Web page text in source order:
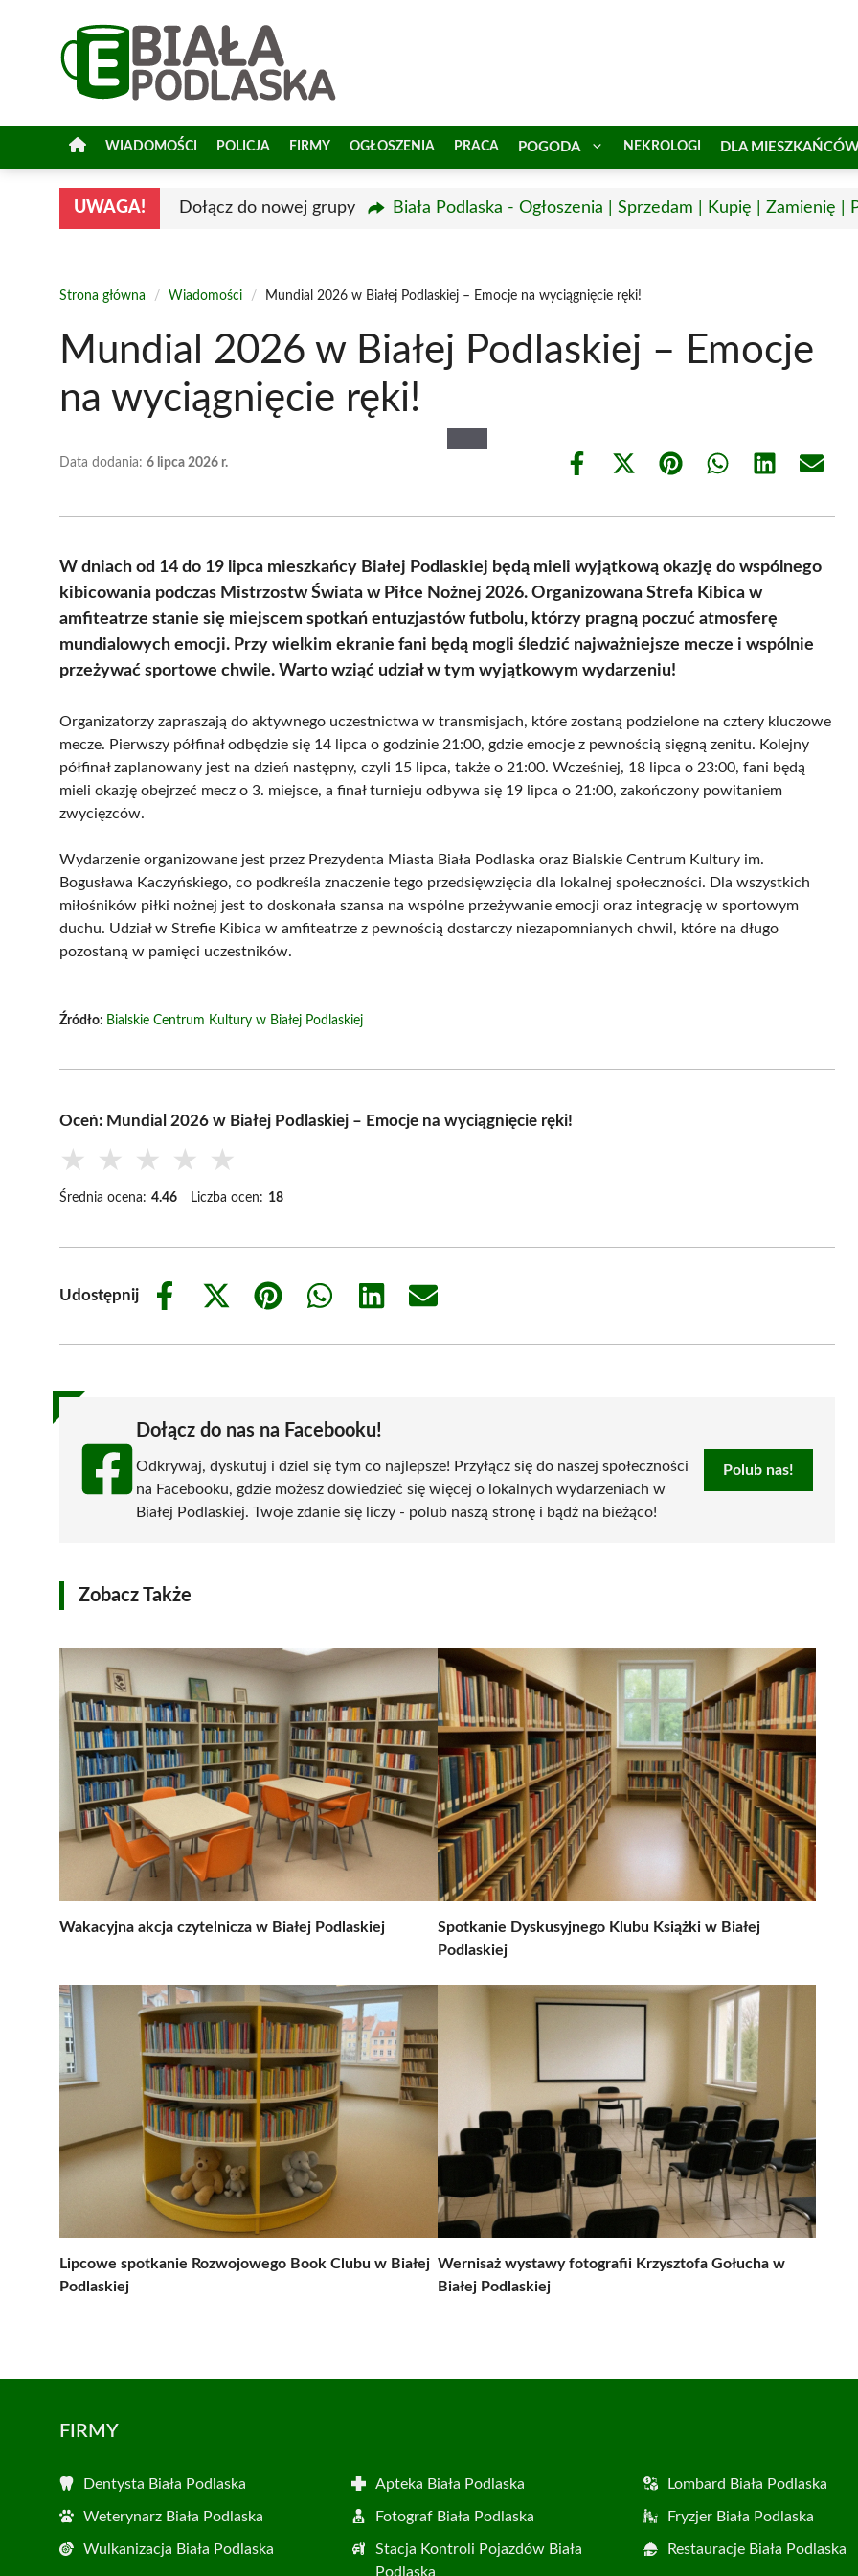
WIADOMOŚCI POLICJA FIRMY OGŁOSZENIA PRACA POGODA NEKROLOGI DLA
UWAGA! Dołącz do nowej grupy Biała Podlaska - Ogłoszenia | Sprzedam | Kupię | Zamienię |
Strona główna / Wiadomości / Mundial 2026 w Białej Podlaskiej – Emocje na wyciągnięcie ręki!
Mundial 2026 w Białej Podlaskiej – Emocje
na wyciągnięcie ręki!
Data dodania: 6 lipca 2026 r.
Share
Share
(Twitter)
Share Share Share Share
W dniach od 14 do 19 lipca mieszkańcy Białej Podlaskiej będą mieli wyjątkową okazję do wspólnego
kibicowania podczas Mistrzostw Świata w Piłce Nożnej 2026. Organizowana Strefa Kibica w
amfiteatrze stanie się miejscem spotkań entuzjastów futbolu, którzy pragną poczuć atmosferę
mundialowych emocji. Przy wielkim ekranie fani będą mogli śledzić najważniejsze mecze i wspólnie
przeżywać sportowe chwile. Warto wziąć udział w tym wyjątkowym wydarzeniu!
Organizatorzy zapraszają do aktywnego uczestnictwa w transmisjach, które zostaną podzielone na cztery kluczowe
mecze. Pierwszy półfinał odbędzie się 14 lipca o godzinie 21:00, gdzie emocje z pewnością sięgną zenitu. Kolejny
półfinał zaplanowany jest na dzień następny, czyli 15 lipca, także o 21:00. Wcześniej, 18 lipca o 23:00, fani będą
mieli okazję obejrzeć mecz o 3. miejsce, a finał turnieju odbywa się 19 lipca o 21:00, zakończony powitaniem
zwycięzców.
Wydarzenie organizowane jest przez Prezydenta Miasta Biała Podlaska oraz Bialskie Centrum Kultury im.
Bogusława Kaczyńskiego, co podkreśla znaczenie tego przedsięwzięcia dla lokalnej społeczności. Dla wszystkich
miłośników piłki nożnej jest to doskonała szansa na wspólne przeżywanie emocji oraz integrację w sportowym
duchu. Udział w Strefie Kibica w amfiteatrze z pewnością dostarczy niezapomnianych chwil, które na długo
pozostaną w pamięci uczestników.
Źródło: Bialskie Centrum Kultury w Białej Podlaskiej
Oceń: Mundial 2026 w Białej Podlaskiej – Emocje na wyciągnięcie ręki!
★ ★ ★ ★ ★
Średnia ocena: 4.46 Liczba ocen: 18
Udostępnij
Share
Share
(Twitter)
Share
Share
Share
Share
Dołącz do nas na Facebooku!
Odkrywaj, dyskutuj i dziel się tym co najlepsze! Przyłącz się do naszej społeczności
na Facebooku, gdzie możesz dowiedzieć się więcej o lokalnych wydarzeniach w
Białej Podlaskiej. Twoje zdanie się liczy - polub naszą stronę i bądź na bieżąco!
Polub nas!
Zobacz Także
Wakacyjna akcja czytelnicza w Białej Podlaskiej
Spotkanie Dyskusyjnego Klubu Książki w Białej
Podlaskiej
Lipcowe spotkanie Rozwojowego Book Clubu w Białej
Podlaskiej
Wernisaż wystawy fotografii Krzysztofa Gołucha w
Białej Podlaskiej
FIRMY
Dentysta Biała Podlaska Apteka Biała Podlaska Lombard Biała Podlaska
Weterynarz Biała Podlaska Fotograf Biała Podlaska Fryzjer Biała Podlaska
Wulkanizacja Biała Podlaska
Stacja Kontroli Pojazdów Biała
Podlaska
Restauracje Biała Podlaska